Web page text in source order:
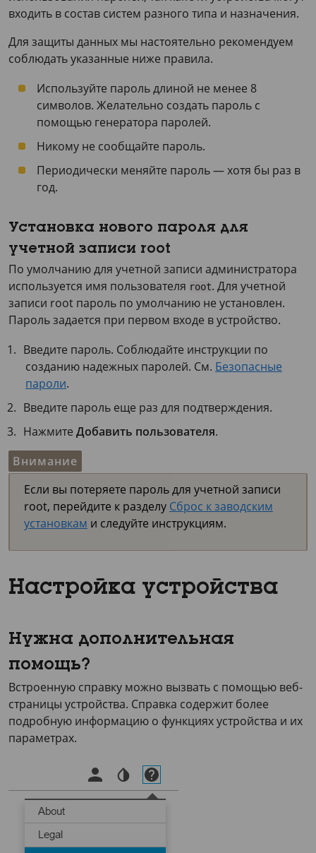
входить в состав систем разного типа и назначения.
Для защиты данных мы настоятельно рекомендуем
соблюдать указанные ниже правила.
Используйте пароль длиной не менее 8
символов. Желательно создать пароль с
помощью генератора паролей.
Никому не сообщайте пароль.
Периодически меняйте пароль — хотя бы раз в
год.
Установка нового пароля для
учетной записи root
По умолчанию для учетной записи администратора
используется имя пользователя root. Для учетной
записи root пароль по умолчанию не установлен.
Пароль задается при первом входе в устройство.
Введите пароль. Соблюдайте инструкции по
созданию надежных паролей. См. Безопасные
пароли.
Введите пароль еще раз для подтверждения.
НажмитеДобавить пользователя.
Внимание
Если вы потеряете пароль для учетной записи
root, перейдите к разделу Сброс к заводским
установкам и следуйте инструкциям.
Настройка устройства
Нужна дополнительная
помощь?
Встроенную справку можно вызвать с помощью веб-
страницы устройства. Справка содержит более
подробную информацию о функциях устройства и их
параметрах.